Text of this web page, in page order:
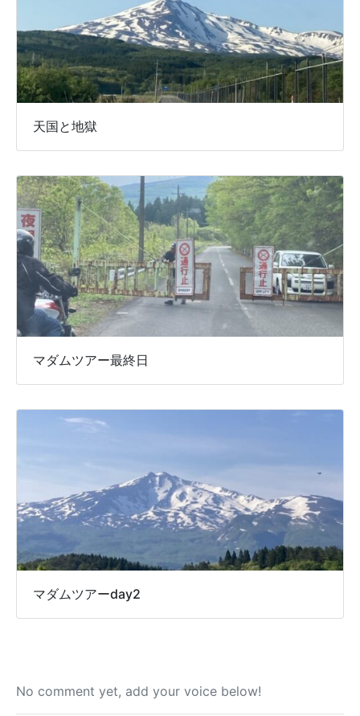
天国と地獄
マダムツアー最終日
マダムツアーday2
No comment yet, add your voice below!